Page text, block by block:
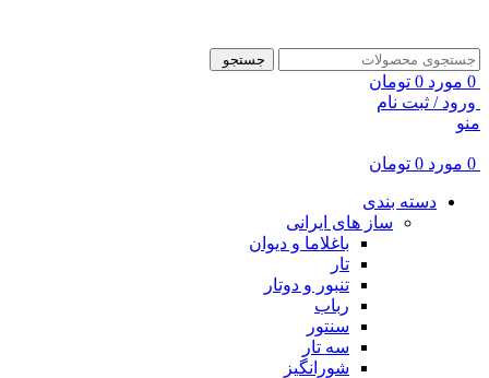
جستجو
0 مورد 0 تومان
ورود / ثبت نام
منو
0 مورد 0 تومان
دسته بندی
ساز های ایرانی
باغلاما و دیوان
تار
تنبور و دوتار
رباب
سنتور
سه تار
شورانگیز